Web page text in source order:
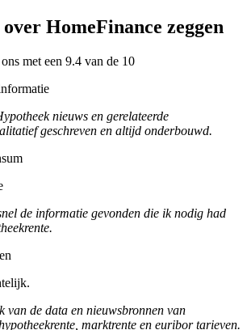
HomeFinance zeggen
met een 9.4 van de 10
nieuws en gerelateerde
geschreven en altijd onderbouwd.
de informatie gevonden die ik nodig had
van de data en nieuwsbronnen van
marktrente en euribor tarieven.